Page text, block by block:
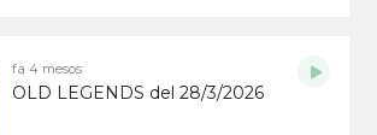
fa 4 mesos
OLD LEGENDS del 28/3/2026